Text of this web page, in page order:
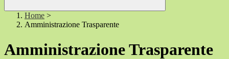
Home >
Amministrazione Trasparente
Amministrazione Trasparente